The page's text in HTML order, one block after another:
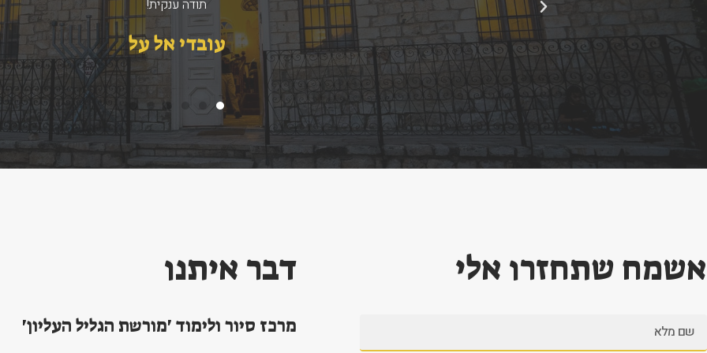
ד''ר יניב אלטושלר
הקודם
אשמח שתחזרו אלי דבר איתנו
מרכז סיור ולימוד 'מורשת הגליל העליון'